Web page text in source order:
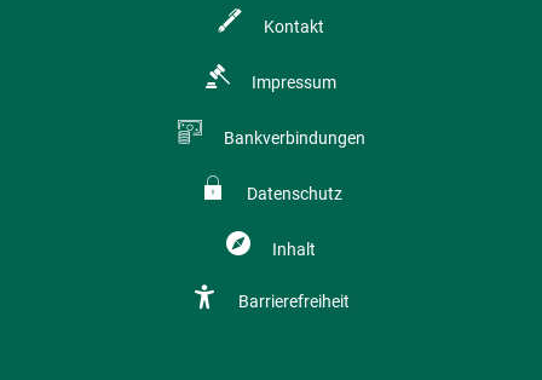
Kontakt
Impressum
Bankverbindungen
Datenschutz
Inhalt
Barrierefreiheit